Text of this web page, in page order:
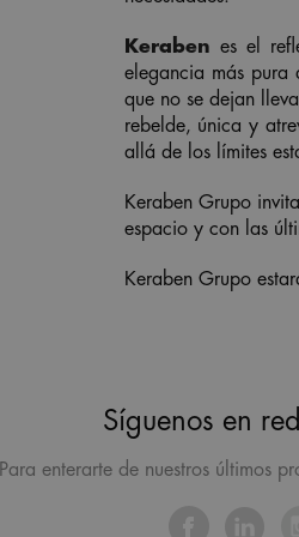
Keraben es el
elegancia más pura
que no se dejan
rebelde, única y
allá de los límites
Keraben Grupo
espacio y con las
Keraben Grupo
Síguenos en
Para enterarte de nuestros últimos